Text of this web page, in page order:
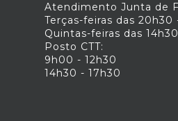
Atendimento Junta de
Terças-feiras das 20h30
Quintas-feiras das
Posto CTT:
9h00 - 12h30
14h30 - 17h30